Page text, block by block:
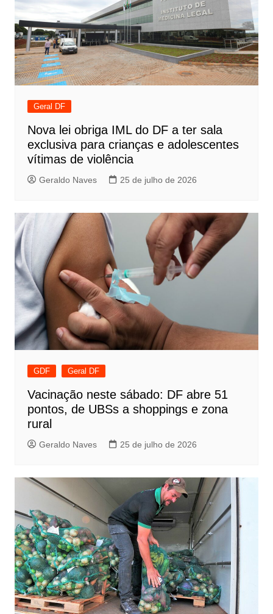
Geral DF
Nova lei obriga IML do DF a ter sala
exclusiva para crianças e adolescentes
vítimas de violência
Geraldo Naves 25 de julho de 2026
GDF Geral DF
Vacinação neste sábado: DF abre 51
pontos, de UBSs a shoppings e zona
rural
Geraldo Naves 25 de julho de 2026